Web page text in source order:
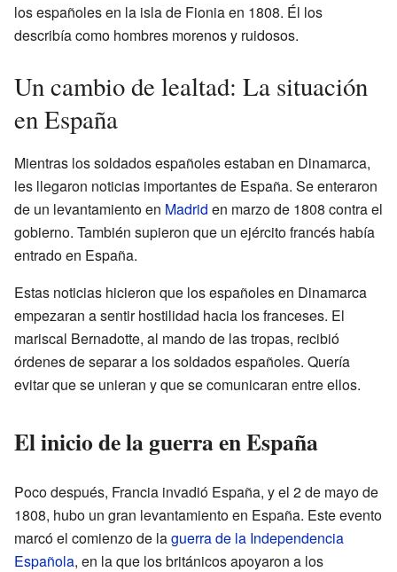
los españoles en la isla de Fionia en 1808. Él los
describía como hombres morenos y ruidosos.
Un cambio de lealtad: La situación
en España
Mientras los soldados españoles estaban en Dinamarca,
les llegaron noticias importantes de España. Se enteraron
de un levantamiento en Madrid en marzo de 1808 contra el
gobierno. También supieron que un ejército francés había
entrado en España.
Estas noticias hicieron que los españoles en Dinamarca
empezaran a sentir hostilidad hacia los franceses. El
mariscal Bernadotte, al mando de las tropas, recibió
órdenes de separar a los soldados españoles. Quería
evitar que se unieran y que se comunicaran entre ellos.
El inicio de la guerra en España
Poco después, Francia invadió España, y el 2 de mayo de
1808, hubo un gran levantamiento en España. Este evento
marcó el comienzo de laguerra de la Independencia
Española, en la que los británicos apoyaron a los